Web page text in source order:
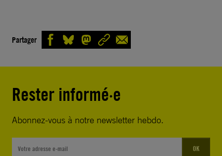
Partager
Rester informé·e
Abonnez-vous à notre newsletter hebdo.
OK